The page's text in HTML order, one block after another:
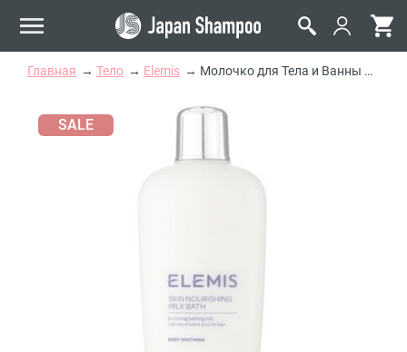
Главная Тело Elemis Молочко для Тела и Ванны Протеины-Минералы Elemis Skin Nourishing Milk Bath
SALE